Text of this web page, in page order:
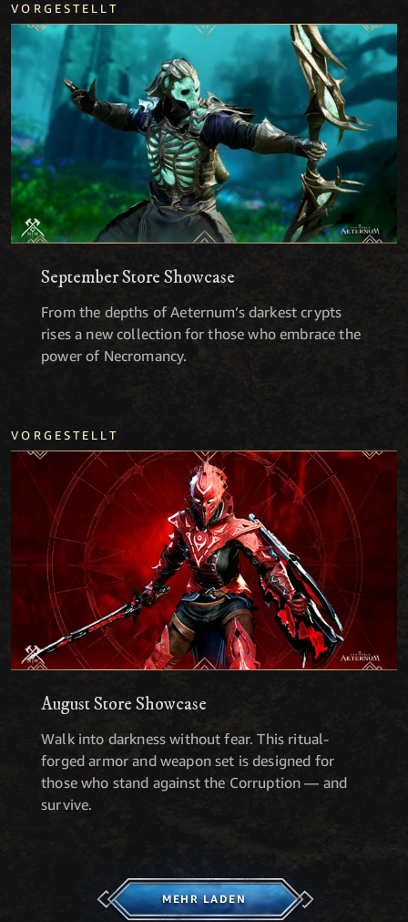
VORGESTELLT
September Store Showcase
From the depths of Aeternum’s darkest crypts
rises a new collection for those who embrace the
power of Necromancy.
VORGESTELLT
August Store Showcase
Walk into darkness without fear. This ritual-
forged armor and weapon set is designed for
those who stand against the Corruption — and
survive.
MEHR LADEN